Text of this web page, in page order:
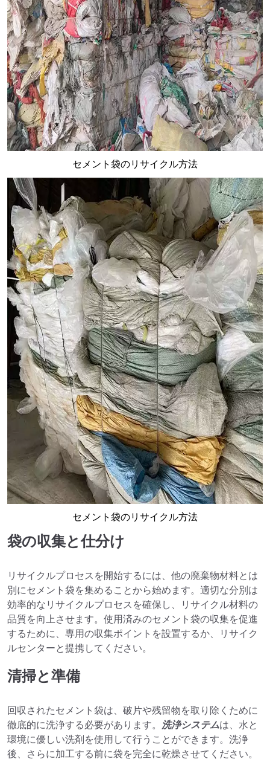
セメント袋のリサイクル方法
セメント袋のリサイクル方法
袋の収集と仕分け
リサイクルプロセスを開始するには、他の廃棄物材料とは
別にセメント袋を集めることから始めます。適切な分別は
効率的なリサイクルプロセスを確保し、リサイクル材料の
品質を向上させます。使用済みのセメント袋の収集を促進
するために、専用の収集ポイントを設置するか、リサイク
ルセンターと提携してください。
清掃と準備
回収されたセメント袋は、破片や残留物を取り除くために
徹底的に洗浄する必要があります。 洗浄システムは、水と
環境に優しい洗剤を使用して行うことができます。洗浄
後、さらに加工する前に袋を完全に乾燥させてください。